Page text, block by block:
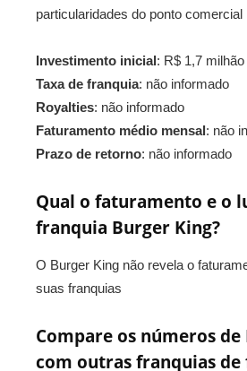
particularidades do ponto comercial
Investimento inicial: R$ 1,7
Taxa de franquia: não informado
Royalties: não informado
Faturamento médio mensal: não
Prazo de retorno: não informado
Qual o faturamento e o
franquia Burger King?
O Burger King não revela o
suas franquias
Compare os números
com outras franquias de